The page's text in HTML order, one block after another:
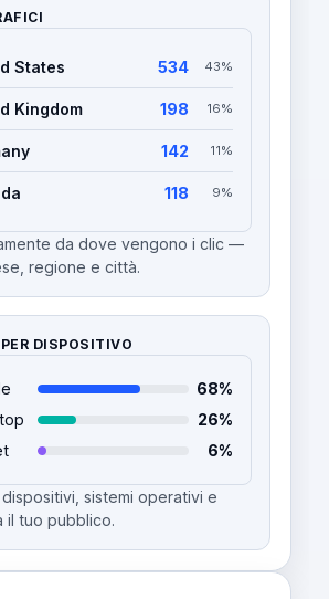
States 534 43%
Kingdom 198 16%
142 11%
118 9%
da dove vengono i clic —
regione e città.
DISPOSITIVO
68%
26%
6%
sistemi operativi e
il tuo pubblico.